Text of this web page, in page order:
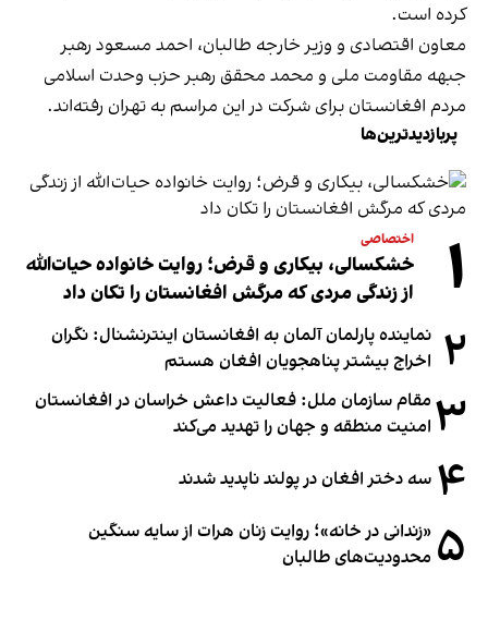
کرده است.
معاون اقتصادی و وزیر خارجه طالبان، احمد مسعود رهبر
جبهه مقاومت ملی و محمد محقق رهبر حزب وحدت اسلامی
مردم افغانستان برای شرکت در این مراسم به تهران رفته‌اند.
پربازدیدترین‌ها
۱ اختصاصی
خشکسالی، بیکاری و قرض؛ روایت خانواده حیات‌الله
از زندگی مردی که مرگش افغانستان را تکان داد
۲ نماینده پارلمان آلمان به افغانستان اینترنشنال: نگران
اخراج بیشتر پناهجویان افغان هستم
۳ مقام سازمان ملل: فعالیت داعش خراسان در افغانستان
امنیت منطقه و جهان را تهدید می‌کند
۴ سه دختر افغان در پولند ناپدید شدند
۵ «زندانی در خانه»؛ روایت زنان هرات از سایه سنگین
محدودیت‌های طالبان